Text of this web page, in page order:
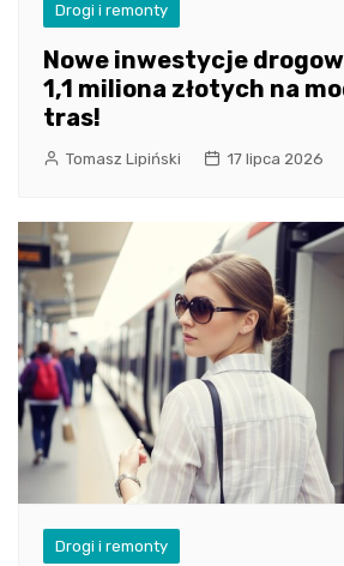
Drogi i remonty
Nowe inwestycje
1,1 miliona złotych na
tras!
Tomasz Lipiński 17 lipca 2026
Drogi i remonty